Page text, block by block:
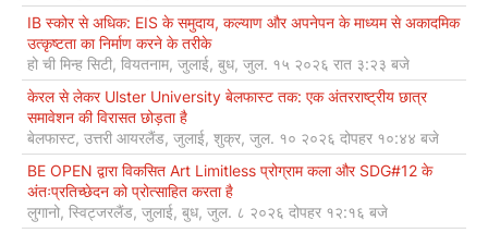
IB स्कोर से अधिक: EIS के समुदाय, कल्याण और अपनेपन के माध्यम से अकादमिक
उत्कृष्टता का निर्माण करने के तरीके
हो ची मिन्ह सिटी, वियतनाम, जुलाई, बुध, जुल. १५ २०२६ रात ३:२३ बजे
केरल से लेकर Ulster University बेलफास्ट तक: एक अंतरराष्ट्रीय छात्र
समावेशन की विरासत छोड़ता है
बेलफास्ट, उत्तरी आयरलैंड, जुलाई, शुक्र, जुल. १० २०२६ दोपहर १०:४४ बजे
BE OPEN द्वारा विकसित Art Limitless प्रोग्राम कला और SDG#12 के
अंतःप्रतिच्छेदन को प्रोत्साहित करता है
लुगानो, स्विट्जरलैंड, जुलाई, बुध, जुल. ८ २०२६ दोपहर १२:१६ बजे